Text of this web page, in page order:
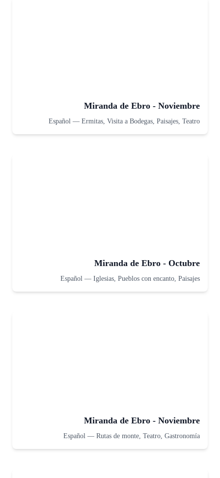
Miranda de Ebro - Noviembre
Español — Ermitas, Visita a Bodegas, Paisajes, Teatro
Miranda de Ebro - Octubre
Español — Iglesias, Pueblos con encanto, Paisajes
Miranda de Ebro - Noviembre
Español — Rutas de monte, Teatro, Gastronomía